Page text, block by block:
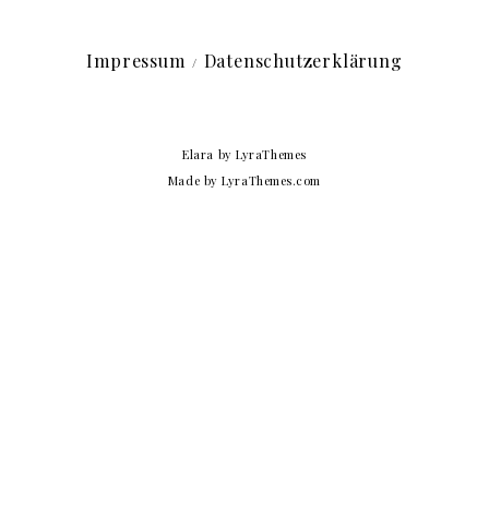
Impressum Datenschutzerklärung
Elara by LyraThemes
Made byLyraThemes.com